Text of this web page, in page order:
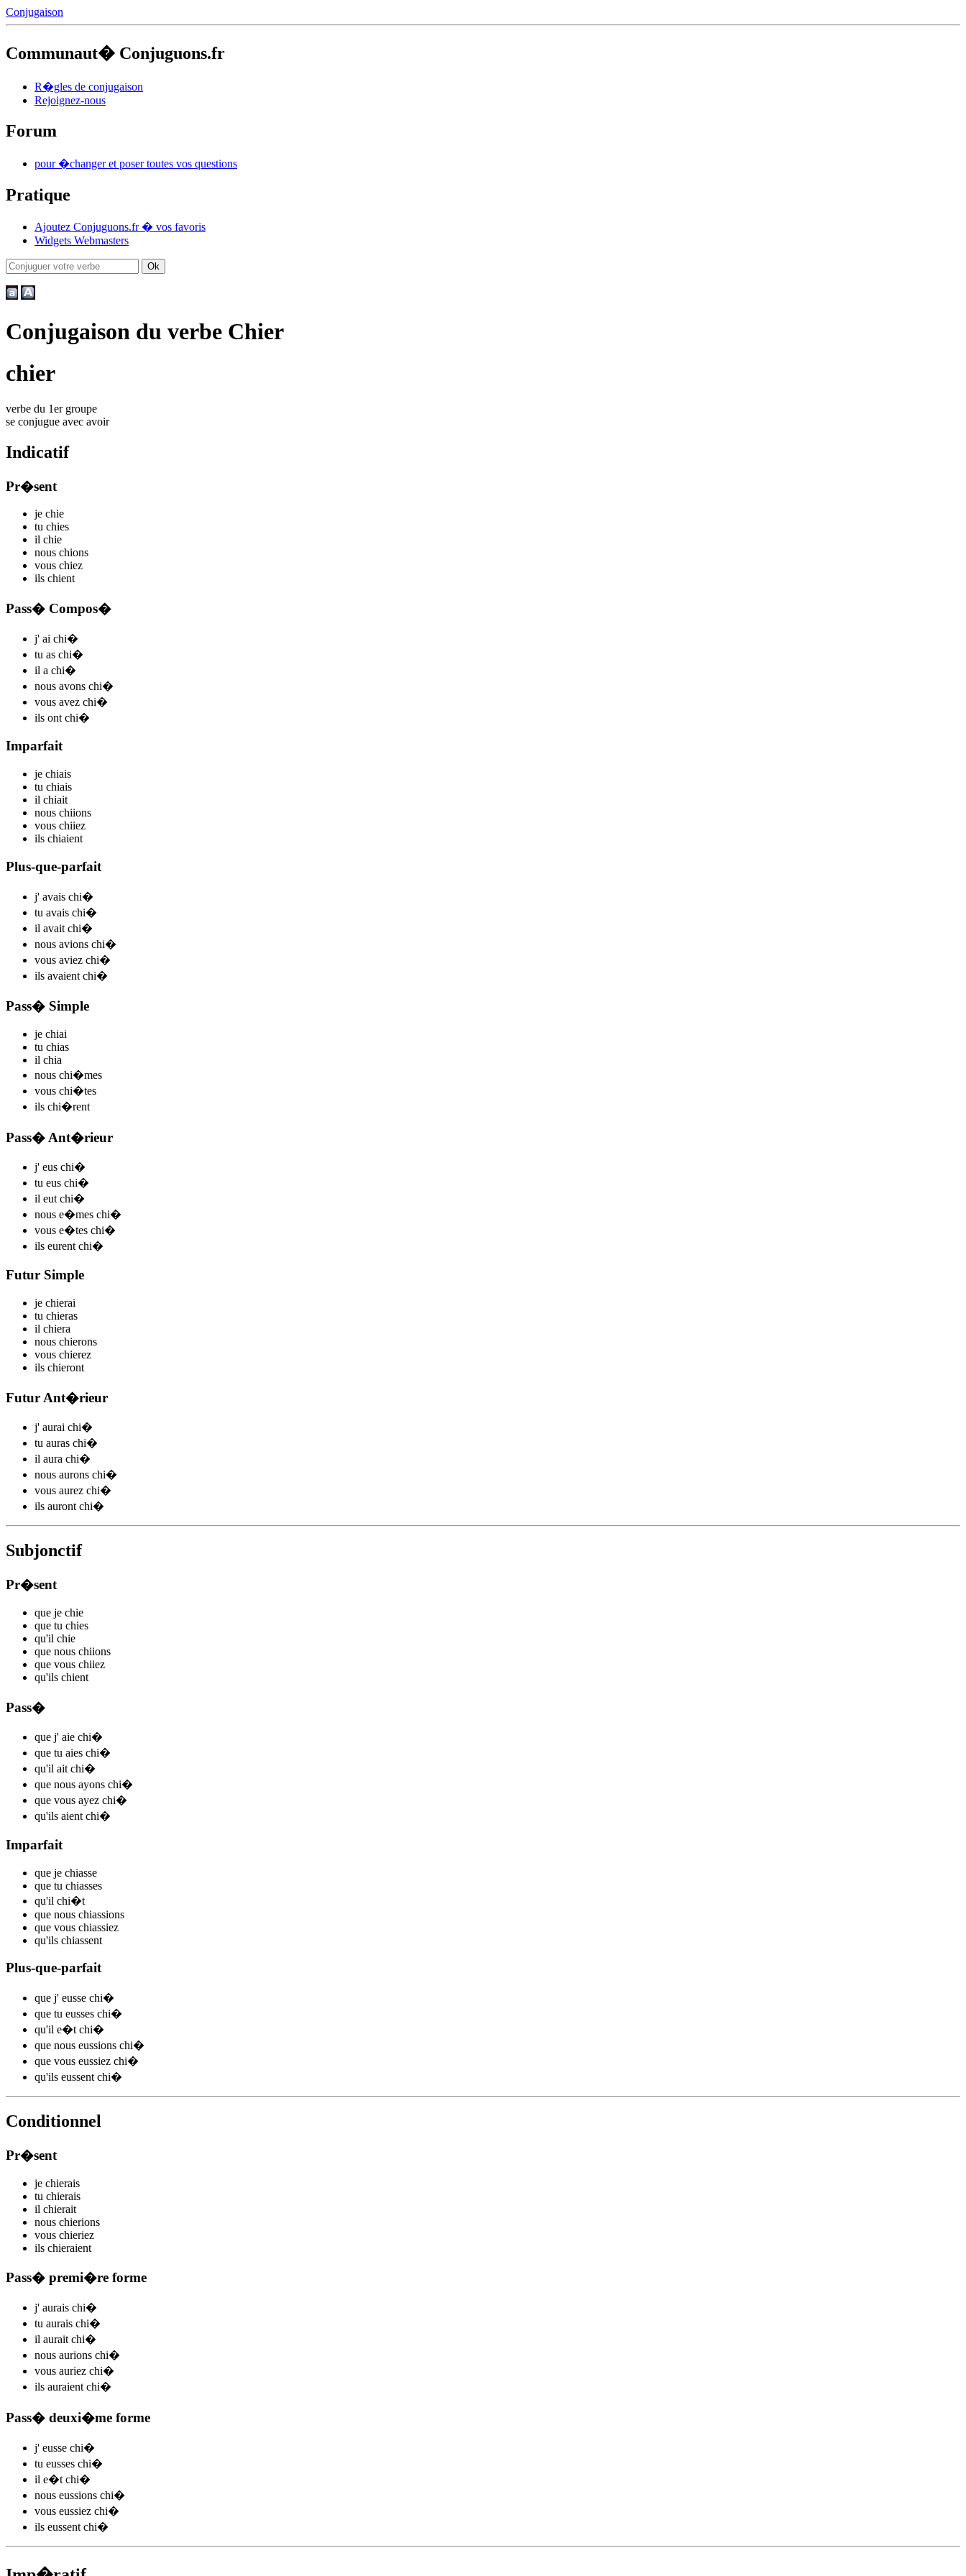
Conjugaison
Communaut� Conjuguons.fr
R�gles de conjugaison
Rejoignez-nous
Forum
pour �changer et poser toutes vos questions
Pratique
Ajoutez Conjuguons.fr � vos favoris
Widgets Webmasters
Conjugaison du verbe Chier
chier
verbe du 1er groupe
se conjugue avec avoir
Indicatif
Pr�sent
je chie
tu chies
il chie
nous chions
vous chiez
ils chient
Pass� Compos�
j' ai chi�
tu as chi�
il a chi�
nous avons chi�
vous avez chi�
ils ont chi�
Imparfait
je chiais
tu chiais
il chiait
nous chiions
vous chiiez
ils chiaient
Plus-que-parfait
j' avais chi�
tu avais chi�
il avait chi�
nous avions chi�
vous aviez chi�
ils avaient chi�
Pass� Simple
je chiai
tu chias
il chia
nous chi�mes
vous chi�tes
ils chi�rent
Pass� Ant�rieur
j' eus chi�
tu eus chi�
il eut chi�
nous e�mes chi�
vous e�tes chi�
ils eurent chi�
Futur Simple
je chierai
tu chieras
il chiera
nous chierons
vous chierez
ils chieront
Futur Ant�rieur
j' aurai chi�
tu auras chi�
il aura chi�
nous aurons chi�
vous aurez chi�
ils auront chi�
Subjonctif
Pr�sent
que je chie
que tu chies
qu'il chie
que nous chiions
que vous chiiez
qu'ils chient
Pass�
que j' aie chi�
que tu aies chi�
qu'il ait chi�
que nous ayons chi�
que vous ayez chi�
qu'ils aient chi�
Imparfait
que je chiasse
que tu chiasses
qu'il chi�t
que nous chiassions
que vous chiassiez
qu'ils chiassent
Plus-que-parfait
que j' eusse chi�
que tu eusses chi�
qu'il e�t chi�
que nous eussions chi�
que vous eussiez chi�
qu'ils eussent chi�
Conditionnel
Pr�sent
je chierais
tu chierais
il chierait
nous chierions
vous chieriez
ils chieraient
Pass� premi�re forme
j' aurais chi�
tu aurais chi�
il aurait chi�
nous aurions chi�
vous auriez chi�
ils auraient chi�
Pass� deuxi�me forme
j' eusse chi�
tu eusses chi�
il e�t chi�
nous eussions chi�
vous eussiez chi�
ils eussent chi�